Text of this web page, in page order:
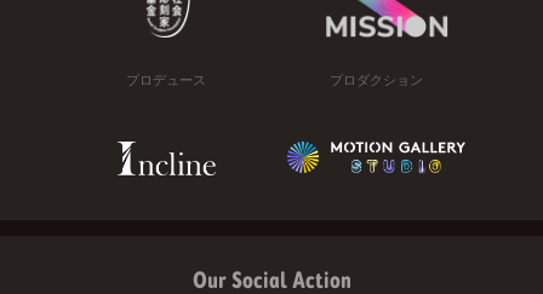
プロデュース プロダクション
Our Social Action